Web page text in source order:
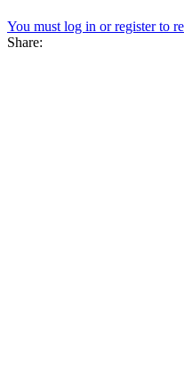
You must log in or register to
Share: